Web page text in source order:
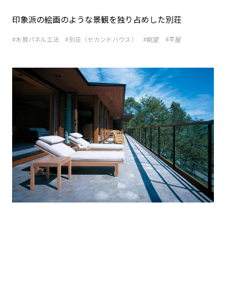
印象派の絵画のような景観を独り占めした別荘
木質パネル工法 別荘（セカンドハウス） 眺望 平屋